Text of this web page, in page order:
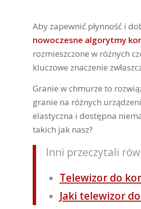
Aby zapewnić płynność i
nowoczesne algorytmy
rozmieszczone w różnych
kluczowe znaczenie
Granie w chmurze to
granie na różnych
elastyczna i dostępna
takich jak nasz?
Inni przeczytali
Telewizor do
Jaki telewizor